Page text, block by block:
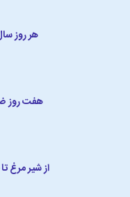
هر روز
هفت روز
از شیر مرغ